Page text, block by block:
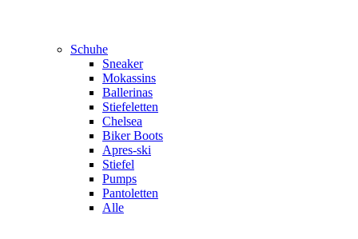
Schuhe
Sneaker
Mokassins
Ballerinas
Stiefeletten
Chelsea
Biker Boots
Apres-ski
Stiefel
Pumps
Pantoletten
Alle